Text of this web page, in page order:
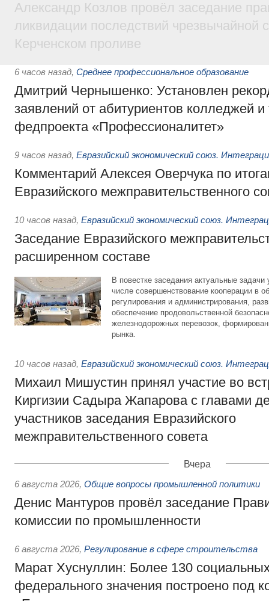
Александр Козлов провёл заседание
ликвидации последствий чрезвычайной
Керченском проливе
6 часов назад, Среднее профессиональное образование
Дмитрий Чернышенко: Установлен
заявлений от абитуриентов колледжей и
федпроекта «Профессионалитет»
9 часов назад, Евразийский экономический союз.
Комментарий Алексея Оверчука по
Евразийского межправительственного
10 часов назад, Евразийский экономический союз.
Заседание Евразийского
расширенном составе
В повестке заседания актуальные задачи
числе совершенствование кооперации в
регулирования и администрирования,
обеспечение продовольственной
железнодорожных перевозок,
рынка.
10 часов назад, Евразийский экономический союз.
Михаил Мишустин принял участие во
Киргизии Садыра Жапарова с главами
участников заседания Евразийского
межправительственного совета
Вчера
6 августа 2026, Общие вопросы промышленной политики
Денис Мантуров провёл заседание
комиссии по промышленности
6 августа 2026, Регулирование в сфере строительства
Марат Хуснуллин: Более 130
федерального значения построено под